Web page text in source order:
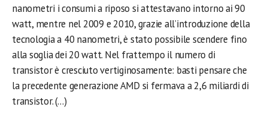
nanometri i consumi a riposo si attestavano intorno ai 90
watt, mentre nel 2009 e 2010, grazie all’introduzione della
tecnologia a 40 nanometri, è stato possibile scendere fino
alla soglia dei 20 watt. Nel frattempo il numero di
transistor è cresciuto vertiginosamente: basti pensare che
la precedente generazione AMD si fermava a 2,6 miliardi di
transistor. (…)